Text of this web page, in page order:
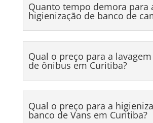
Quanto tempo demora para
higienização de banco de
Qual o preço para a
de ônibus em Curitiba?
Qual o preço para a
banco de Vans em Curitiba?